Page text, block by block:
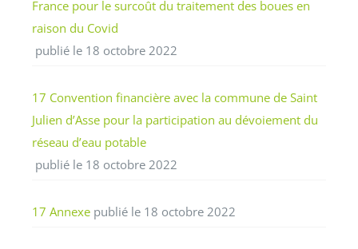
France pour le surcoût du traitement des boues en
raison du Covid
publié le 18 octobre 2022
17 Convention financière avec la commune de Saint
Julien d’Asse pour la participation au dévoiement du
réseau d’eau potable
publié le 18 octobre 2022
17 Annexe publié le 18 octobre 2022